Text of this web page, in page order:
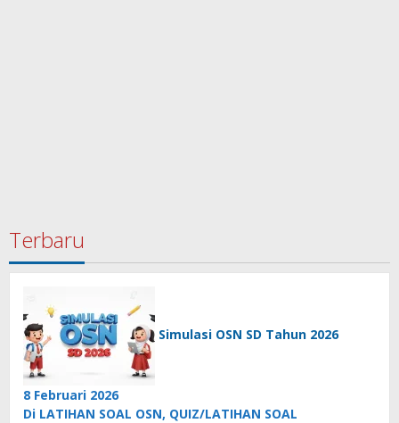
Terbaru
Simulasi OSN SD Tahun 2026
8 Februari 2026
Di LATIHAN SOAL OSN, QUIZ/LATIHAN SOAL